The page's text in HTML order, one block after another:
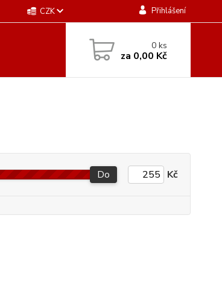
CZK Přihlášení
0ks
za 0,00 Kč
Do Kč